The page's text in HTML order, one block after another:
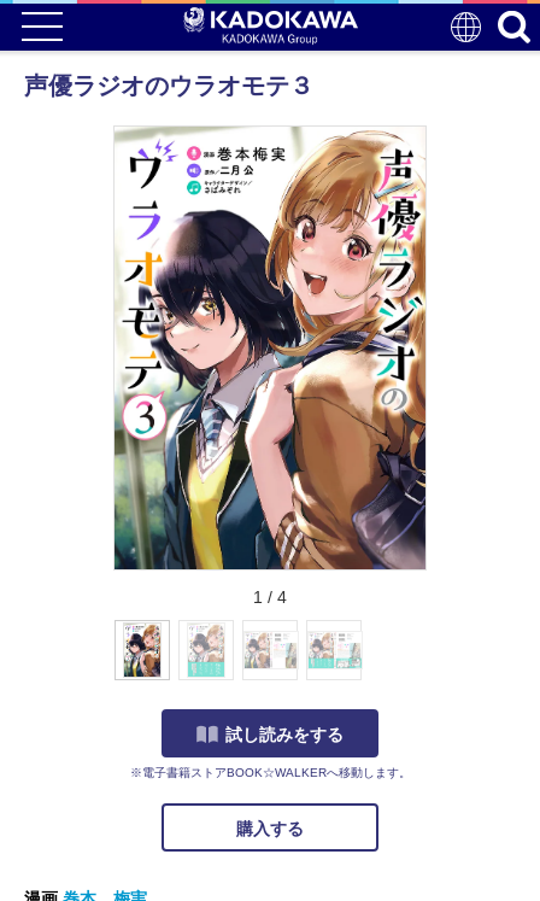
声優ラジオのウラオモテ３
1 / 4
試し読みをする
※電子書籍ストアBOOK☆WALKERへ移動します。
購入する